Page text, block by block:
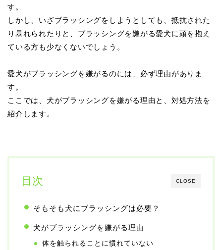
す。
しかし、いざブラッシングをしようとしても、抵抗された
り暴れられたりと、ブラッシングを嫌がる愛犬に頭を抱え
ている方も少なくないでしょう。
愛犬がブラッシングを嫌がるのには、必ず理由がありま
す。
ここでは、犬がブラッシングを嫌がる理由と、対処方法を
紹介します。
CLOSE
目次
そもそも犬にブラッシングは必要？
犬がブラッシングを嫌がる理由
体を触られることに慣れていない